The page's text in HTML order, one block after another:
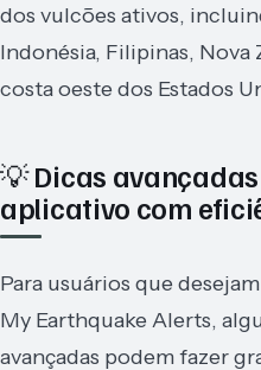
dos vulcões ativos,
Indonésia, Filipinas, Nova
costa oeste dos Estados
💡 Dicas
aplicativo com
Para usuários que
My Earthquake Alerts,
avançadas podem fazer